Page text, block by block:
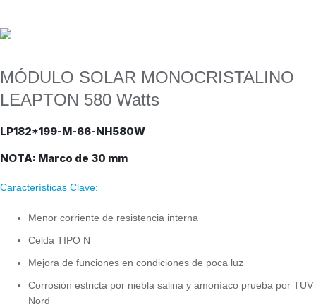
MÓDULO SOLAR MONOCRISTALINO
LEAPTON 580 Watts
LP182*199-M-66-NH580W
NOTA: Marco de 30 mm
Características Clave:
Menor corriente de resistencia interna
Celda TIPO N
Mejora de funciones en condiciones de poca luz
Corrosión estricta por niebla salina y amoníaco prueba por TUV
Nord